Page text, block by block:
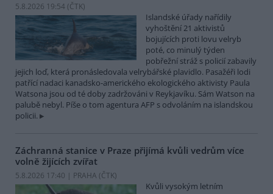
5.8.2026 19:54 (ČTK)
Islandské úřady nařídily
vyhoštění 21 aktivistů
bojujících proti lovu velryb
poté, co minulý týden
pobřežní stráž s policií zabavily
jejich loď, která pronásledovala velrybářské plavidlo. Pasažéři lodi
patřící nadaci kanadsko-amerického ekologického aktivisty Paula
Watsona jsou od té doby zadržováni v Reykjavíku. Sám Watson na
palubě nebyl. Píše o tom agentura AFP s odvoláním na islandskou
policii.
Záchranná stanice v Praze přijímá kvůli vedrům více
volně žijících zvířat
5.8.2026 17:40 | PRAHA (ČTK)
Kvůli vysokým letním